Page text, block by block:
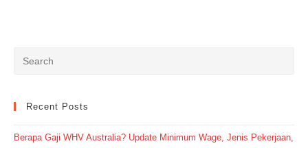
Recent Posts
Berapa Gaji WHV Australia? Update Minimum Wage, Jenis Pekerjaan,